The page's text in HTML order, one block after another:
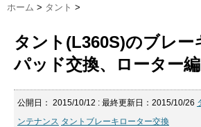
ホーム > タント >
タント(L360S)のブレー
パッド交換、ローター編
公開日： 2015/10/12 : 最終更新日：2015/10/26
ンテナンス タントブレーキローター交換